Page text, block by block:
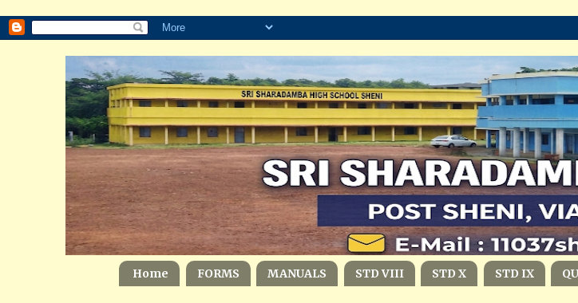
Home FORMS MANUALS STD VIII STD X STD IX